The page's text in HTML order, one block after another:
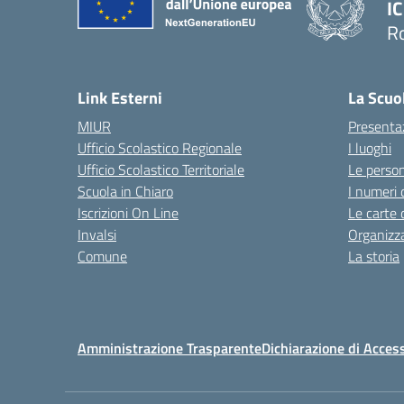
Link Esterni
MIUR
Ufficio Scolastico Regionale
Ufficio Scolastico Territoriale
Scuola in Chiaro
Iscrizioni On Line
Invalsi
Comune
La
I luoghi
Le
I numeri
Le carte
La storia
Amministrazione TrasparenteDichiarazione di